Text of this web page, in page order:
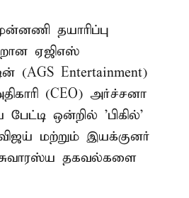
தயாரிப்பு
ஏஜிஎஸ்
(AGS Entertainment)
(CEO) அர்ச்சனா
பேட்டி ஒன்றில் 'பிகில்'
மற்றும் இயக்குனர்
தகவல்களை